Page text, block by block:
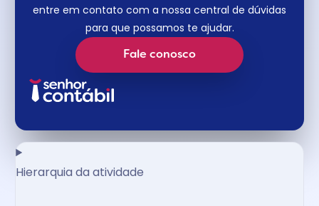
entre em contato com a nossa central de dúvidas
para que possamos te ajudar.
Fale conosco
Hierarquia da atividade